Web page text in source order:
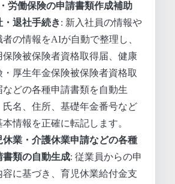
労働保険の申請書類作成補助
・退社手続き: 新入社員の情報や
者の情報をAIが自動で整理し、
保険被保険者資格取得届、健康
・厚生年金保険被保険者資格取
などの各種申請書類を自動生
氏名、住所、基礎年金番号など
本情報を正確に転記します。
休業・介護休業申請などの各種
書類の自動生成: 従業員からの申
容に基づき、育児休業給付金支